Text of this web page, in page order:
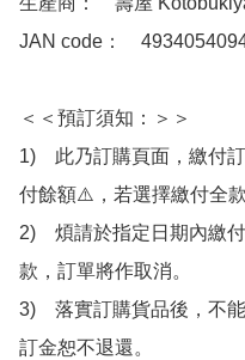
JAN code：　
＜＜預訂須知：＞＞
1)　此乃訂購頁面，繳付
付餘額⚠️，若選擇繳付全
2)　煩請於指定日期內繳
款，訂單將作取消。
3)　落實訂購貨品後，不
訂金恕不退還。